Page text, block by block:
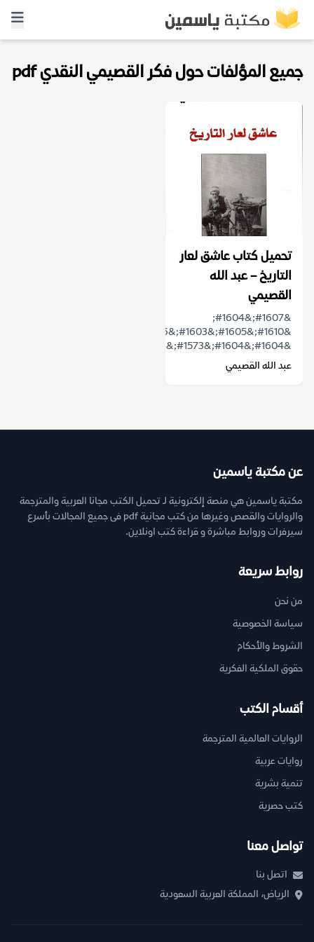
جميع المؤلفات حول فكر القصيمي النقدي pdf
تحميل كتاب عاشق لعار
التاريخ – عبد الله
القصيمي
&#1607;&#1604;
&#1604;&#1604;&#1573;&#1606;&#1587;&...
عبد الله القصيمي
عن مكتبة ياسمين
مكتبة ياسمين هي منصة إلكترونية لـ تحميل الكتب مجانا العربية والمترجمة
والروايات والقصص وغيرها من كتب مجانية pdf فى جميع المجالات بأسرع
سيرفرات وروابط مباشرة و قراءة كتب اونلاين.
روابط سريعة
من نحن
سياسة الخصوصية
الشروط والأحكام
حقوق الملكية الفكرية
أقسام الكتب
الروايات العالمية المترجمة
روايات عربية
تنمية بشرية
كتب حصرية
تواصل معنا
اتصل بنا
الرياض، المملكة العربية السعودية